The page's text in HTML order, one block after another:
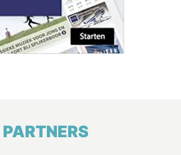
PARTNERS